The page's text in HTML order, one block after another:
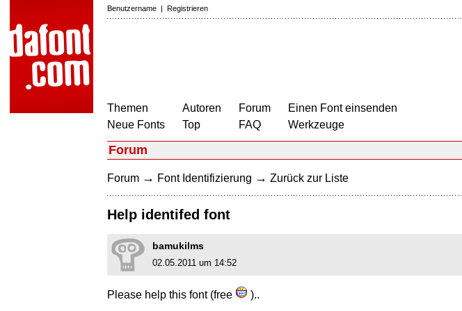
Benutzername | Registrieren
Themen
Neue Fonts
Autoren
Top
Forum
FAQ
Einen Font einsenden
Werkzeuge
Forum
Forum → Font Identifizierung → Zurück zur Liste
Help identifed font
bamukilms
02.05.2011 um 14:52
Please help this font (free )..